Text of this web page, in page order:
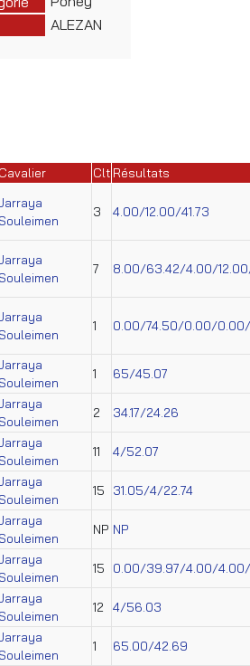
ALEZAN
Cavalier Clt Résultats
Souleimen
3 4.00/12.00/41.73
Souleimen
7 8.00/63.42/4.00/
Souleimen
1 0.00/74.50/0.00/
Souleimen
1 65/45.07
Souleimen
2 34.17/24.26
Souleimen
11 4/52.07
Souleimen
15 31.05/4/22.74
Souleimen
NP NP
Souleimen
15 0.00/39.97/4.00/4.00/
Souleimen
12 4/56.03
Souleimen
1 65.00/42.69